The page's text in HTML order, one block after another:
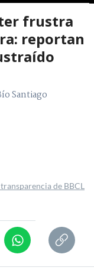
frustra
reportan
Santiago
de BBCL